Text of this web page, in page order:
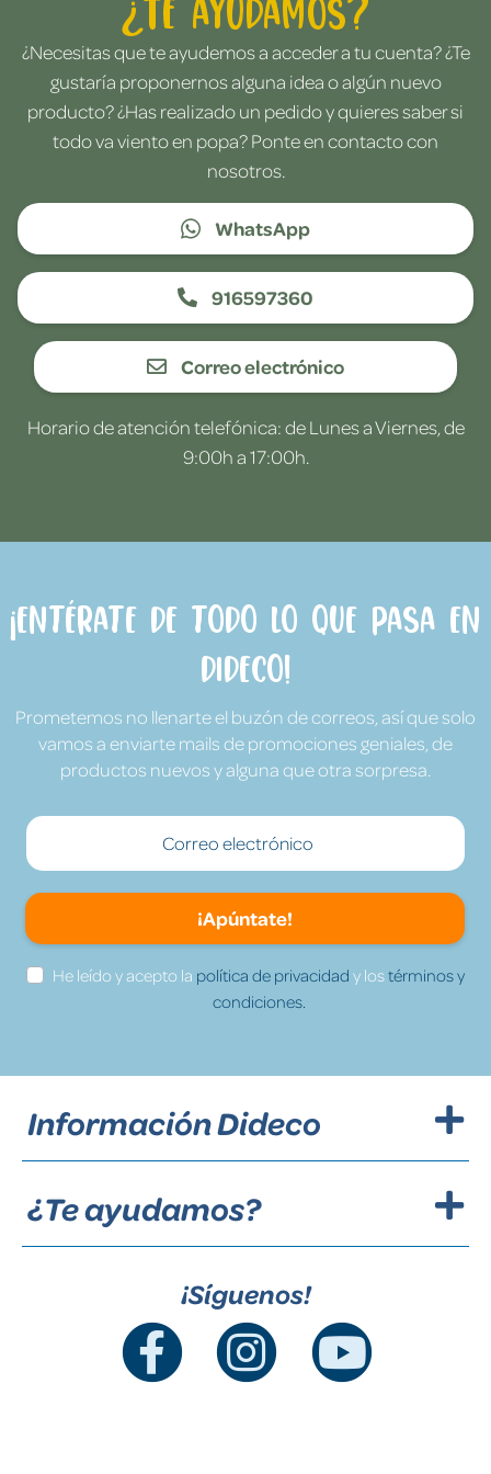
¿Te ayudamos?
¿Necesitas que te ayudemos a acceder a tu cuenta? ¿Te
gustaría proponernos alguna idea o algún nuevo
producto? ¿Has realizado un pedido y quieres saber si
todo va viento en popa? Ponte en contacto con
nosotros.
WhatsApp
916597360
Correo electrónico
Horario de atención telefónica: de Lunes a Viernes, de
9:00h a 17:00h.
¡Entérate de todo lo que pasa en
Dideco!
Prometemos no llenarte el buzón de correos, así que solo
vamos a enviarte mails de promociones geniales, de
productos nuevos y alguna que otra sorpresa.
¡Apúntate!
He leído y acepto la política de privacidad y lostérminos y
condiciones.
Información Dideco
¿Te ayudamos?
¡Síguenos!